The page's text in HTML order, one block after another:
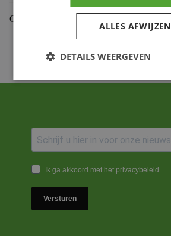
Gekoppelde Motoren
Ik ga akkoord met het privacybeleid.
Versturen
ALLES AFWIJZEN
DETAILS WEERGEVEN